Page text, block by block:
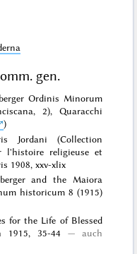
gen.
Ordinis Minorum
2), Quaracchi
)
Jordani (Collection
l'histoire religieuse et
1908, xxv-xlix
and the Maiora
historicum 8 (1915)
for the Life of Blessed
1915, 35-44
auch